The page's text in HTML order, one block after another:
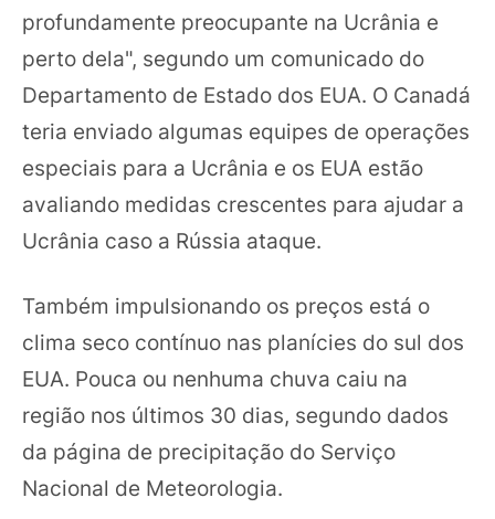
profundamente preocupante na Ucrânia e
perto dela", segundo um comunicado do
Departamento de Estado dos EUA. O Canadá
teria enviado algumas equipes de operações
especiais para a Ucrânia e os EUA estão
avaliando medidas crescentes para ajudar a
Ucrânia caso a Rússia ataque.
Também impulsionando os preços está o
clima seco contínuo nas planícies do sul dos
EUA. Pouca ou nenhuma chuva caiu na
região nos últimos 30 dias, segundo dados
da página de precipitação do Serviço
Nacional de Meteorologia.